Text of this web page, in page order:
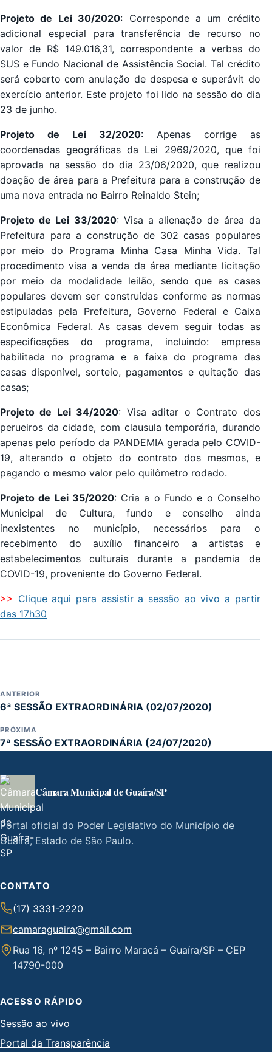
Projeto de Lei 30/2020: Corresponde a um crédito
adicional especial para transferência de recurso no
valor de R$ 149.016,31, correspondente a verbas do
SUS e Fundo Nacional de Assistência Social. Tal crédito
será coberto com anulação de despesa e superávit do
exercício anterior. Este projeto foi lido na sessão do dia
23 de junho.
Projeto de Lei 32/2020: Apenas corrige as
coordenadas geográficas da Lei 2969/2020, que foi
aprovada na sessão do dia 23/06/2020, que realizou
doação de área para a Prefeitura para a construção de
uma nova entrada no Bairro Reinaldo Stein;
Projeto de Lei 33/2020: Visa a alienação de área da
Prefeitura para a construção de 302 casas populares
por meio do Programa Minha Casa Minha Vida. Tal
procedimento visa a venda da área mediante licitação
por meio da modalidade leilão, sendo que as casas
populares devem ser construídas conforme as normas
estipuladas pela Prefeitura, Governo Federal e Caixa
Econômica Federal. As casas devem seguir todas as
especificações do programa, incluindo: empresa
habilitada no programa e a faixa do programa das
casas disponível, sorteio, pagamentos e quitação das
casas;
Projeto de Lei 34/2020: Visa aditar o Contrato dos
perueiros da cidade, com clausula temporária, durando
apenas pelo período da PANDEMIA gerada pelo COVID-
19, alterando o objeto do contrato dos mesmos, e
pagando o mesmo valor pelo quilômetro rodado.
Projeto de Lei 35/2020: Cria a o Fundo e o Conselho
Municipal de Cultura, fundo e conselho ainda
inexistentes no município, necessários para o
recebimento do auxílio financeiro a artistas e
estabelecimentos culturais durante a pandemia de
COVID-19, proveniente do Governo Federal.
>> Clique aqui para assistir a sessão ao vivo a partir
das 17h30
ANTERIOR
6ª SESSÃO EXTRAORDINÁRIA (02/07/2020)
PRÓXIMA
7ª SESSÃO EXTRAORDINÁRIA (24/07/2020)
Câmara Municipal de Guaíra/SP
Portal oficial do Poder Legislativo do Município de
Guaíra, Estado de São Paulo.
CONTATO
(17) 3331-2220
camaraguaira@gmail.com
Rua 16, nº 1245 – Bairro Maracá – Guaíra/SP – CEP
14790-000
ACESSO RÁPIDO
Sessão ao vivo
Portal da Transparência